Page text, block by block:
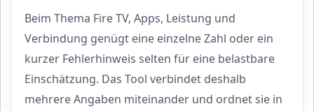
Beim Thema Fire TV, Apps, Leistung und
Verbindung genügt eine einzelne Zahl oder ein
kurzer Fehlerhinweis selten für eine belastbare
Einschätzung. Das Tool verbindet deshalb
mehrere Angaben miteinander und ordnet sie in